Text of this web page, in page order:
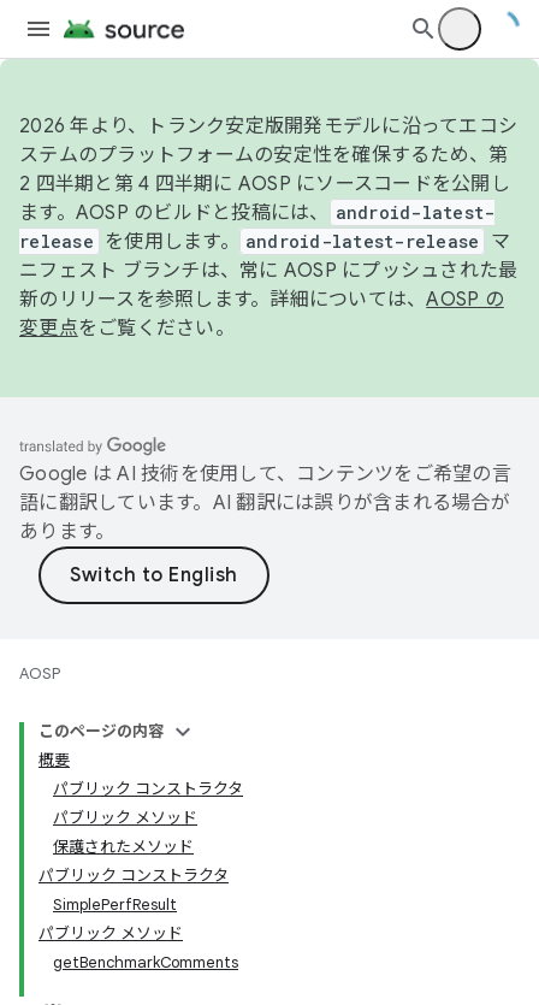
2026 年より、トランク安定版開発モデルに沿ってエコシ
ステムのプラットフォームの安定性を確保するため、第
2 四半期と第 4 四半期に AOSP にソースコードを公開し
ます。AOSP のビルドと投稿には、
android-latest-
release
を使用します。 android-latest-release
マ
ニフェスト ブランチは、常に AOSP にプッシュされた最
新のリリースを参照します。詳細については、AOSP の
変更点をご覧ください。
Google は AI 技術を使用して、コンテンツをご希望の言
語に翻訳しています。AI 翻訳には誤りが含まれる場合が
あります。
AOSP
このページの内容
概要
パブリック コンストラクタ
パブリック メソッド
保護されたメソッド
パブリック コンストラクタ
SimplePerfResult
パブリック メソッド
getBenchmarkComments